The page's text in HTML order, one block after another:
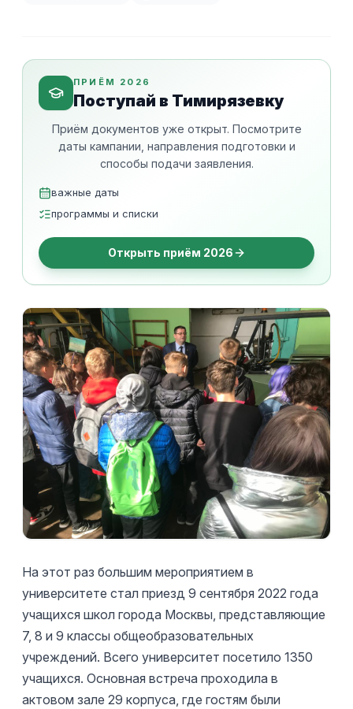
ПРИЁМ 2026
Поступай в Тимирязевку
Приём документов уже открыт. Посмотрите
даты кампании, направления подготовки и
способы подачи заявления.
важные даты
программы и списки
Открыть приём 2026
На этот раз большим мероприятием в
университете стал приезд 9 сентября 2022 года
учащихся школ города Москвы, представляющие
7, 8 и 9 классы общеобразовательных
учреждений. Всего университет посетило 1350
учащихся. Основная встреча проходила в
актовом зале 29 корпуса, где гостям были